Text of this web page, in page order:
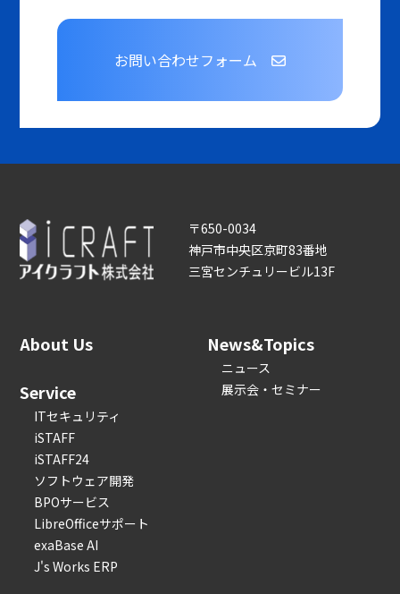
お問い合わせフォーム
〒650-0034
神戸市中央区京町83番地
三宮センチュリービル13F
About Us
Service
ITセキュリティ
iSTAFF
iSTAFF24
ソフトウェア開発
BPOサービス
LibreOfficeサポート
exaBase AI
J's Works ERP
News&Topics
ニュース
展示会・セミナー